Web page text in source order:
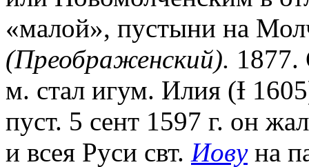
«малой», пустыни на
(Преображенский). 1877.
м. стал игум. Илия (Ɨ
пуст. 5 сент 1597 г. он
и всея Руси свт. Иовуна